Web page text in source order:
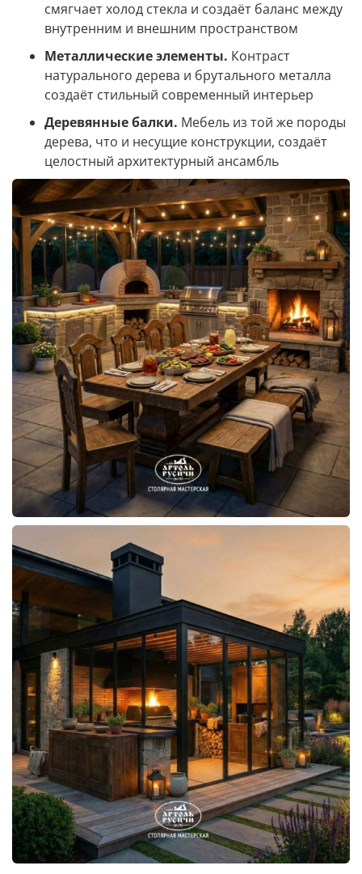
смягчает холод стекла и создаёт баланс между
внутренним и внешним пространством
Металлические элементы. Контраст
натурального дерева и брутального металла
создаёт стильный современный интерьер
Деревянные балки. Мебель из той же породы
дерева, что и несущие конструкции, создаёт
целостный архитектурный ансамбль